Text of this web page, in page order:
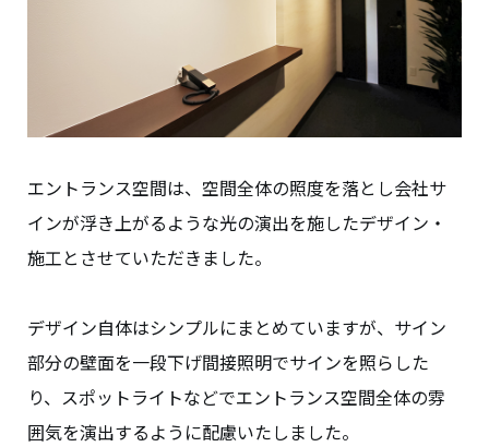
エントランス空間は、空間全体の照度を落とし会社サ
インが浮き上がるような光の演出を施したデザイン・
施工とさせていただきました。
デザイン自体はシンプルにまとめていますが、サイン
部分の壁面を一段下げ間接照明でサインを照らした
り、スポットライトなどでエントランス空間全体の雰
囲気を演出するように配慮いたしました。